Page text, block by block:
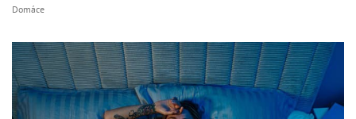
Domáce